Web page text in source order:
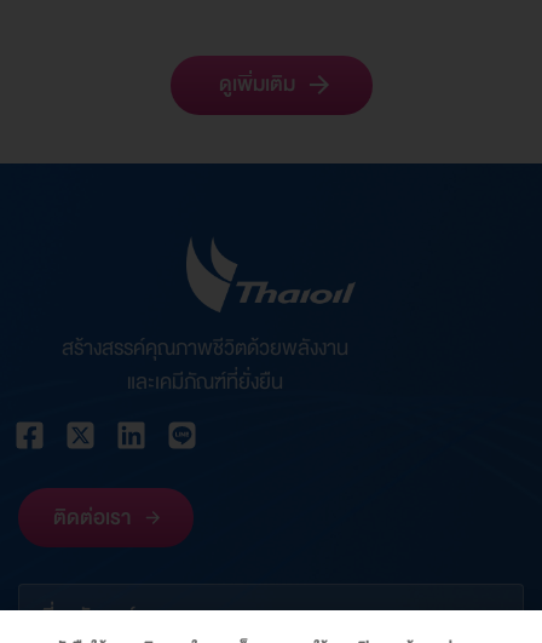
ดูเพิ่มเติม
สร้างสรรค์คุณภาพชีวิตด้วยพลังงาน
และเคมีภัณฑ์ที่ยั่งยืน
ติดต่อเรา
เกี่ยวกับองค์กร